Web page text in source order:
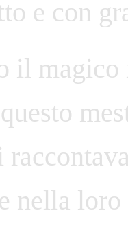
e con
il
nella